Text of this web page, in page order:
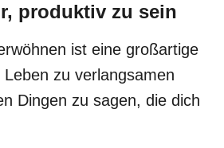
produktiv zu sein
ist eine großartige
zu verlangsamen
Dingen zu sagen, die dich